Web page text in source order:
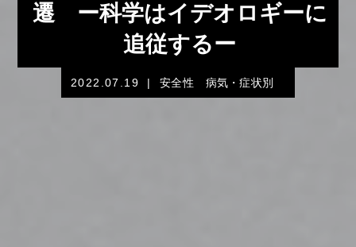
遷 ー科学はイデオロギーに
追従するー
2022.07.19 | 安全性 病気・症状別